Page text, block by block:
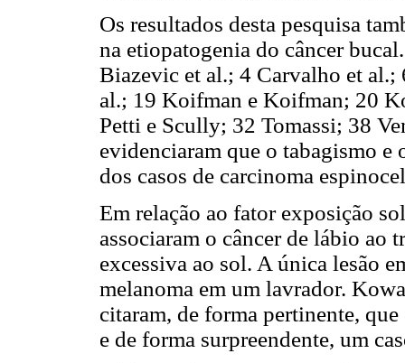
Os resultados desta pesquisa
na etiopatogenia do câncer
Biazevic et al.; 4 Carvalho et
al.; 19 Koifman e Koifman; 20
Petti e Scully; 32 Tomassi; 38
evidenciaram que o tabagismo e
dos casos de carcinoma
Em relação ao fator exposição
associaram o câncer de lábio ao
excessiva ao sol. A única lesão
melanoma em um lavrador.
citaram, de forma pertinente,
e de forma surpreendente, um